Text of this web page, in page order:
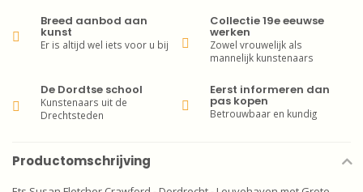
Breed aanbod aan
kunst
Er is altijd wel iets voor u bij
Collectie 19e eeuwse
werken
Zowel vrouwelijk als
mannelijk kunstenaars
De Dordtse school
Kunstenaars uit de
Drechtsteden
Eerst informeren dan
pas kopen
Betrouwbaar en kundig
Productomschrijving